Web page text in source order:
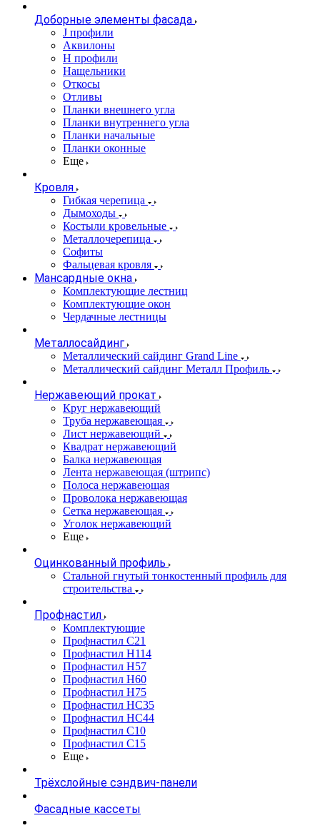
Доборные элементы фасада
J профили
Аквилоны
Н профили
Нащельники
Откосы
Отливы
Планки внешнего угла
Планки внутреннего угла
Планки начальные
Планки оконные
Еще
Кровля
Гибкая черепица
Дымоходы
Костыли кровельные
Металлочерепица
Софиты
Фальцевая кровля
Мансардные окна
Комплектующие лестниц
Комплектующие окон
Чердачные лестницы
Металлосайдинг
Металлический сайдинг Grand Line
Металлический сайдинг Металл Профиль
Нержавеющий прокат
Круг нержавеющий
Труба нержавеющая
Лист нержавеющий
Квадрат нержавеющий
Балка нержавеющая
Лента нержавеющая (штрипс)
Полоса нержавеющая
Проволока нержавеющая
Сетка нержавеющая
Уголок нержавеющий
Еще
Оцинкованный профиль
Стальной гнутый тонкостенный профиль для
строительства
Профнастил
Комплектующие
Профнастил C21
Профнастил Н114
Профнастил Н57
Профнастил Н60
Профнастил Н75
Профнастил НС35
Профнастил НС44
Профнастил С10
Профнастил С15
Еще
Трёхслойные сэндвич-панели
Фасадные кассеты